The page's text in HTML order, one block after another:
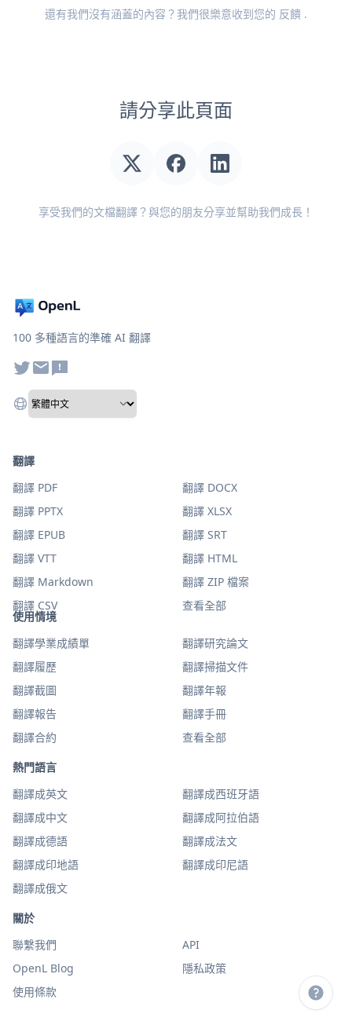
還有我們沒有涵蓋的內容？我們很樂意收到您的 反饋 .
請分享此頁面
享受我們的文檔翻譯？與您的朋友分享並幫助我們成長！
100 多種語言的準確 AI 翻譯
使用情境
翻譯學業成績單
翻譯研究論文
翻譯履歷
翻譯掃描文件
翻譯截圖
翻譯年報
翻譯報告
翻譯手冊
翻譯合約
查看全部
熱門語言
翻譯成英文
翻譯成西班牙語
翻譯成中文
翻譯成阿拉伯語
翻譯成德語
翻譯成法文
翻譯成印地語
翻譯成印尼語
翻譯成俄文
翻譯
翻譯 PDF
翻譯 DOCX
翻譯 PPTX
翻譯 XLSX
翻譯 EPUB
翻譯 SRT
翻譯 VTT
翻譯 HTML
翻譯 Markdown
翻譯 ZIP 檔案
翻譯 CSV
查看全部
關於
聯繫我們
API
OpenL Blog
隱私政策
使用條款